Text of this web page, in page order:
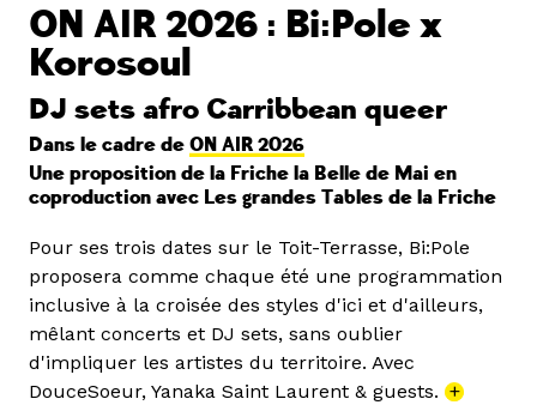
ON AIR 2026 : Bi:Pole x
Korosoul
DJ sets afro Carribbean queer
Dans le cadre de ON AIR 2026
Une proposition de la Friche la Belle de Mai en
coproduction avec Les grandes Tables de la Friche
Pour ses trois dates sur le Toit-Terrasse, Bi:Pole
proposera comme chaque été une programmation
inclusive à la croisée des styles d'ici et d'ailleurs,
mêlant concerts et DJ sets, sans oublier
d'impliquer les artistes du territoire. Avec
DouceSoeur, Yanaka Saint Laurent & guests. +